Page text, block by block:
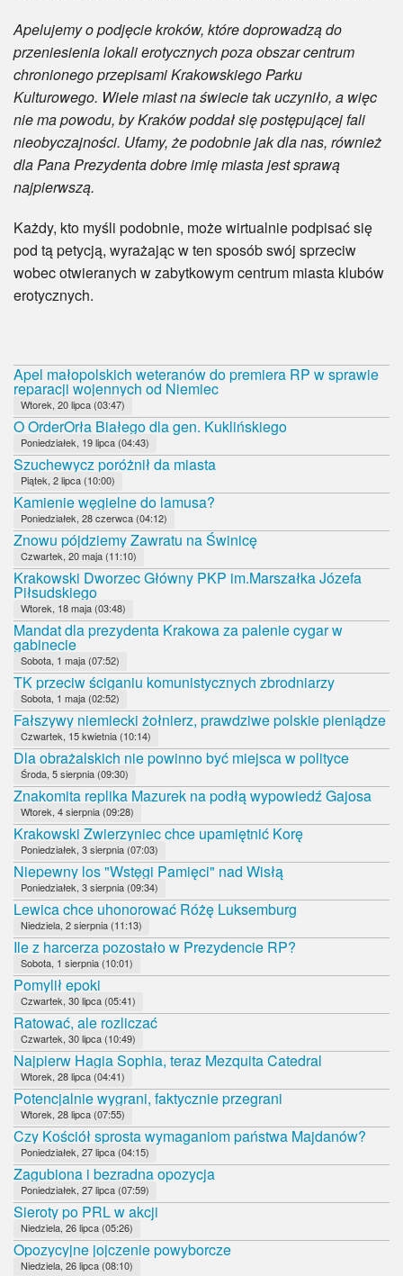
Apelujemy o podjęcie kroków, które doprowadzą do
przeniesienia lokali erotycznych poza obszar centrum
chronionego przepisami Krakowskiego Parku
Kulturowego. Wiele miast na świecie tak uczyniło, a więc
nie ma powodu, by Kraków poddał się postępującej fali
nieobyczajności. Ufamy, że podobnie jak dla nas, również
dla Pana Prezydenta dobre imię miasta jest sprawą
najpierwszą.
Każdy, kto myśli podobnie, może wirtualnie podpisać się
pod tą petycją, wyrażając w ten sposób swój sprzeciw
wobec otwieranych w zabytkowym centrum miasta klubów
erotycznych.
Apel małopolskich weteranów do premiera RP w sprawie
reparacji wojennych od Niemiec
Wtorek, 20 lipca (03:47)
O OrderOrła Białego dla gen. Kuklińskiego
Poniedziałek, 19 lipca (04:43)
Szuchewycz poróżnił da miasta
Piątek, 2 lipca (10:00)
Kamienie węgielne do lamusa?
Poniedziałek, 28 czerwca (04:12)
Znowu pójdziemy Zawratu na Świnicę
Czwartek, 20 maja (11:10)
Krakowski Dworzec Główny PKP im.Marszałka Józefa
Piłsudskiego
Wtorek, 18 maja (03:48)
Mandat dla prezydenta Krakowa za palenie cygar w
gabinecie
Sobota, 1 maja (07:52)
TK przeciw ściganiu komunistycznych zbrodniarzy
Sobota, 1 maja (02:52)
Fałszywy niemiecki żołnierz, prawdziwe polskie pieniądze
Czwartek, 15 kwietnia (10:14)
Dla obrażalskich nie powinno być miejsca w polityce
Środa, 5 sierpnia (09:30)
Znakomita replika Mazurek na podłą wypowiedź Gajosa
Wtorek, 4 sierpnia (09:28)
Krakowski Zwierzyniec chce upamiętnić Korę
Poniedziałek, 3 sierpnia (07:03)
Niepewny los "Wstęgi Pamięci" nad Wisłą
Poniedziałek, 3 sierpnia (09:34)
Lewica chce uhonorować Różę Luksemburg
Niedziela, 2 sierpnia (11:13)
Ile z harcerza pozostało w Prezydencie RP?
Sobota, 1 sierpnia (10:01)
Pomylił epoki
Czwartek, 30 lipca (05:41)
Ratować, ale rozliczać
Czwartek, 30 lipca (10:49)
Najpierw Hagia Sophia, teraz Mezquita Catedral
Wtorek, 28 lipca (04:41)
Potencjalnie wygrani, faktycznie przegrani
Wtorek, 28 lipca (07:55)
Czy Kościół sprosta wymaganiom państwa Majdanów?
Poniedziałek, 27 lipca (04:15)
Zagubiona i bezradna opozycja
Poniedziałek, 27 lipca (07:59)
Sieroty po PRL w akcji
Niedziela, 26 lipca (05:26)
Opozycyjne jojczenie powyborcze
Niedziela, 26 lipca (08:10)